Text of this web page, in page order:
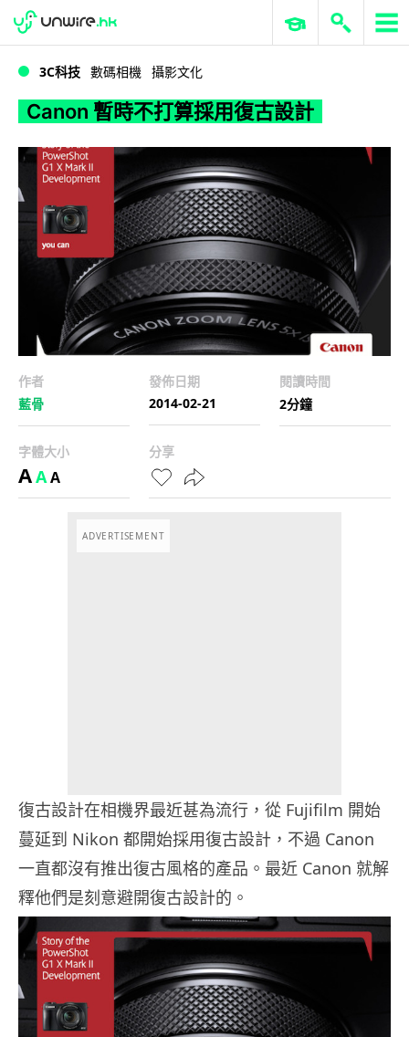
Canon 暫時不打算採用復古設計
WWDC 2026 ERP 與商業 AI
3C科技 數碼相機 攝影文化
Canon 暫時不打算採用復古設計
作者
藍骨
發佈日期
2014-02-21
閱讀時間
2分鐘
字體大小
AAA
分享
ADVERTISEMENT
復古設計在相機界最近甚為流行，從 Fujifilm 開始
蔓延到 Nikon 都開始採用復古設計，不過 Canon
一直都沒有推出復古風格的產品。最近 Canon 就解
釋他們是刻意避開復古設計的。